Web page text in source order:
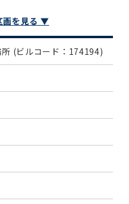
画を見る ▼
(ビルコード：174194)